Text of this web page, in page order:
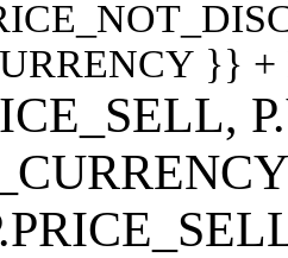
}}